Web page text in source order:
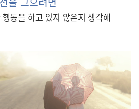
동을 하고 있지 않은지 생각해